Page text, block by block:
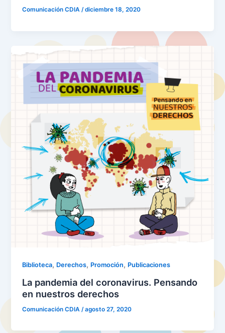
Comunicación CDIA/diciembre 18, 2020
Biblioteca, Derechos, Promoción, Publicaciones
La pandemia del coronavirus. Pensando
en nuestros derechos
Comunicación CDIA /agosto 27, 2020